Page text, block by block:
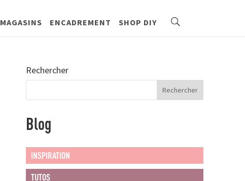
MAGASINS ENCADREMENT SHOP DIY
Rechercher
Blog
INSPIRATION
TUTOS